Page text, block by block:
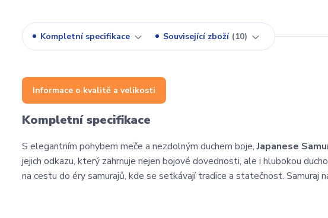
Kompletní specifikace Související zboží 10
Informace o kvalitě a velikosti
Kompletní specifikace
S elegantním pohybem meče a nezdolným duchem boje,Japanese
jejich odkazu, který zahrnuje nejen bojové dovednosti, ale i hlubokou
na cestu do éry samurajů, kde se setkávají tradice a statečnost. Samuraj